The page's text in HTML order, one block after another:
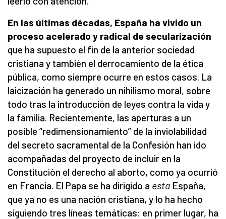
En las últimas décadas, España ha vivido un
proceso acelerado y radical de secularización
que ha supuesto el fin de la anterior sociedad
cristiana y también el derrocamiento de la ética
pública, como siempre ocurre en estos casos. La
laicización ha generado un nihilismo moral, sobre
todo tras la introducción de leyes contra la vida y
la familia. Recientemente, las aperturas a un
posible “redimensionamiento” de la inviolabilidad
del secreto sacramental de la Confesión han ido
acompañadas del proyecto de incluir en la
Constitución el derecho al aborto, como ya ocurrió
en Francia. El Papa se ha dirigido a esta España,
que ya no es una nación cristiana, y lo ha hecho
siguiendo tres líneas temáticas: en primer lugar, ha